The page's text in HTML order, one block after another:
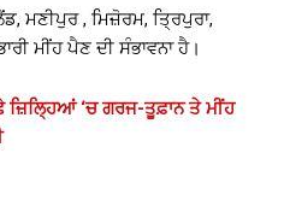
ਮਣੀਪੁਰ , ਮਿਜ਼ੋਰਮ, ਤ੍ਰਿਪੁਰਾ,
ਮੀਂਹ ਪੈਣ ਦੀ ਸੰਭਾਵਨਾ ਹੈ।
ਜ਼ਿਲ੍ਹਿਆਂ ‘ਚ ਗਰਜ-ਤੂਫ਼ਾਨ ਤੇ ਮੀਂਹ